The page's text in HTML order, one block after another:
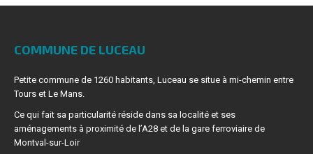
COMMUNE DE LUCEAU
Petite commune de 1260 habitants, Luceau se situe à mi-chemin entre
Tours et Le Mans.
Ce qui fait sa particularité réside dans sa localité et ses
aménagements à proximité de l’A28 et de la gare ferroviaire de
Montval-sur-Loir